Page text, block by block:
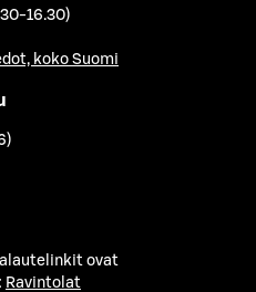
16.30)
koko Suomi
ovat
Ravintolat